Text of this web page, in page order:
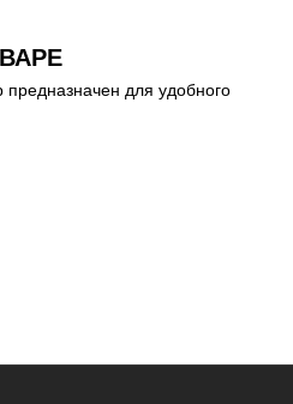
предназначен для удобного